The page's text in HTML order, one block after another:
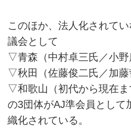
このほか、法人化されて
議会として
▽青森（中村卓三氏／小野
▽秋田（佐藤俊二氏／加藤
▽和歌山（初代から現在ま
の3団体がAJ準会員として
織化されている。